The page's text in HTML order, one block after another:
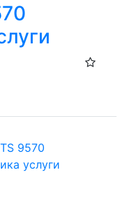
9570
услуги